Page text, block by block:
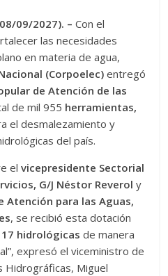
09/2027). – Con el
las necesidades
en materia de agua,
(Corpoelec) entregó
de Atención de las
de mil 955 herramientas,
el desmalezamiento y
del país.
elvicepresidente Sectorial
G/J Néstor Reverol y
Atención para las Aguas,
, se recibió esta dotación
17 hidrológicas de manera
expresó el viceministro de
Hidrográficas, Miguel